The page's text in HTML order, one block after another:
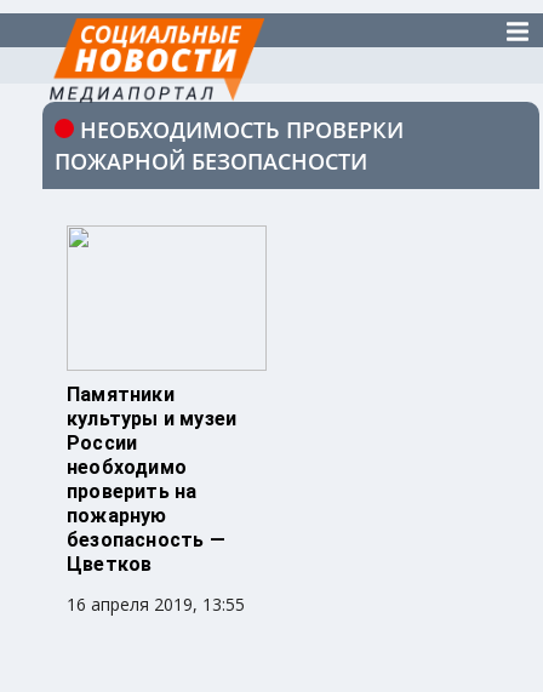
НЕОБХОДИМОСТЬ ПРОВЕРКИ
ПОЖАРНОЙ БЕЗОПАСНОСТИ
Памятники
культуры и музеи
России
необходимо
проверить на
пожарную
безопасность —
Цветков
16 апреля 2019, 13:55